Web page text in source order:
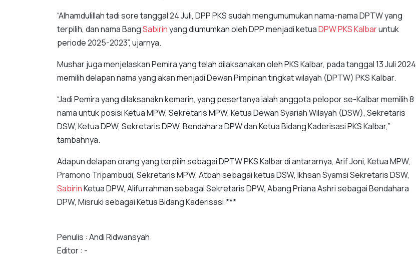
“Alhamdulillah tadi sore tanggal 24 Juli, DPP PKS sudah mengumumukan nama-nama DPTW yang
terpilih, dan nama BangSabirinyang diumumkan oleh DPP menjadi ketuaDPW PKS Kalbaruntuk
periode 2025-2023”, ujarnya.
Mushar juga menjelaskan Pemira yang telah dilaksanakan oleh PKS Kalbar, pada tanggal 13 Juli 2024
memilih delapan nama yang akan menjadi Dewan Pimpinan tingkat wilayah (DPTW) PKS Kalbar.
“Jadi Pemira yang dilaksanakn kemarin, yang pesertanya ialah anggota pelopor se-Kalbar memilih 8
nama untuk posisi Ketua MPW, Sekretaris MPW, Ketua Dewan Syariah Wilayah (DSW), Sekretaris
DSW, Ketua DPW, Sekretaris DPW, Bendahara DPW dan Ketua Bidang Kaderisasi PKS Kalbar,”
tambahnya.
Adapun delapan orang yang terpilih sebagai DPTW PKS Kalbar di antararnya, Arif Joni, Ketua MPW,
Pramono Tripambudi, Sekretaris MPW, Atbah sebagai ketua DSW, Ikhsan Syamsi Sekretaris DSW,
SabirinKetua DPW, Alifurrahman sebagai Sekretaris DPW, Abang Priana Ashri sebagai Bendahara
DPW, Misruki sebagai Ketua Bidang Kaderisasi.***
Penulis : Andi Ridwansyah
Editor : -